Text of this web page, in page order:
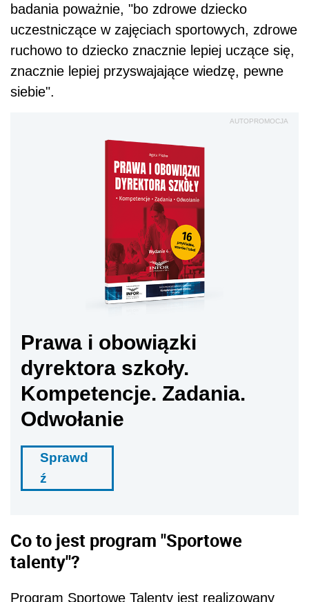
badania poważnie, "bo zdrowe dziecko
uczestniczące w zajęciach sportowych, zdrowe
ruchowo to dziecko znacznie lepiej uczące się,
znacznie lepiej przyswajające wiedzę, pewne
siebie".
AUTOPROMOCJA
Prawa i obowiązki
dyrektora szkoły.
Kompetencje. Zadania.
Odwołanie
Sprawd
ź
Co to jest program "Sportowe
talenty"?
Program Sportowe Talenty jest realizowany